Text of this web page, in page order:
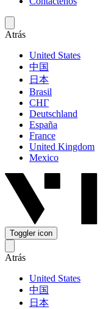
Atrás
United States
中国
日本
Brasil
СНГ
Deutschland
España
France
United Kingdom
Mexico
Toggler icon
Atrás
United States
中国
日本